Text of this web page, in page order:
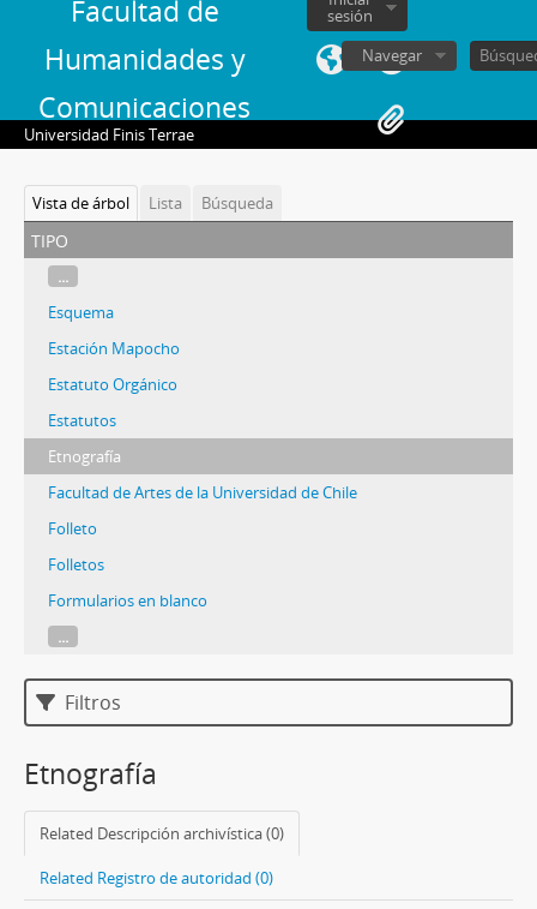
Facultad de
Humanidades y
Comunicaciones
sesión
Navegar
Universidad Finis Terrae
Vista de árbol Lista Búsqueda
tipo
...
Esquema
Estación Mapocho
Estatuto Orgánico
Estatutos
Etnografía
Facultad de Artes de la Universidad de Chile
Folleto
Folletos
Formularios en blanco
...
Filtros
Etnografía
Related Descripción archivística (0)
Related Registro de autoridad (0)